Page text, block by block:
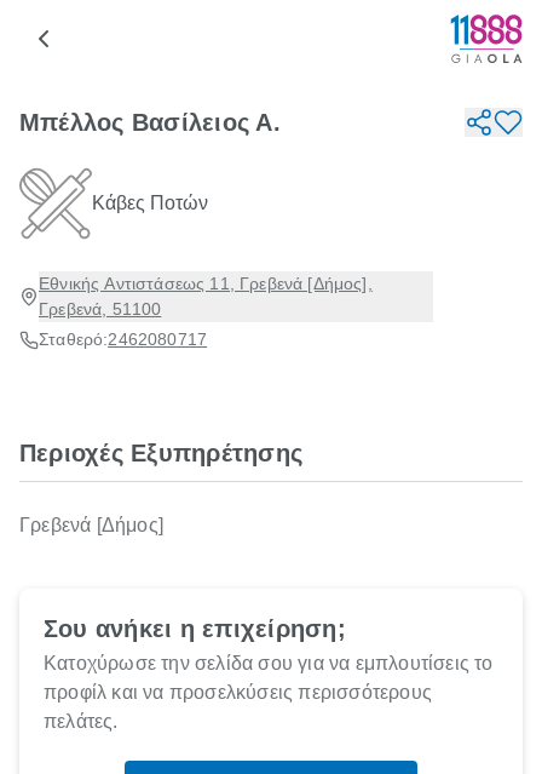
Μπέλλος Βασίλειος Α.
Κάβες Ποτών
Εθνικής Αντιστάσεως 11, Γρεβενά [Δήμος],
Γρεβενά, 51100
Σταθερό:2462080717
Περιοχές Εξυπηρέτησης
Γρεβενά [Δήμος]
Σου ανήκει η επιχείρηση;
Κατοχύρωσε την σελίδα σου για να εμπλουτίσεις το
προφίλ και να προσελκύσεις περισσότερους
πελάτες.